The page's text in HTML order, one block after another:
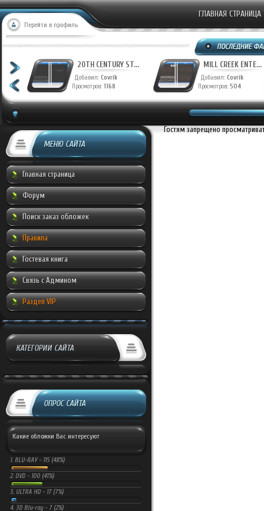
Перейти в профиль
ГЛАВНАЯ СТРАНИЦА
20TH CENTURY ST...
Добавил: Covrik
Просмотров: 1168
MILL CREEK ENTE...
Добавил: Covrik
Просмотров: 504
МЕНЮ САЙТА
Главная страница
Форум
Поиск заказ обложек
Правила
Гостевая книга
Связь с Админом
Раздел VIP
КАТЕГОРИИ САЙТА
ОПРОС САЙТА
Какие обложки Вас интересуют
1. BLU-RAY - 115 (48%)
2. DVD - 100 (41%)
3. ULTRA HD - 17 (7%)
4. 3D Blu-ray - 7 (2%)
Гостям запрещено